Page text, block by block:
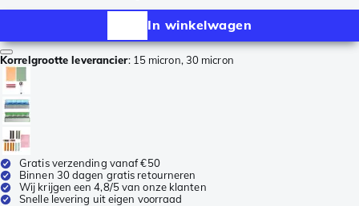
In winkelwagen
Korrelgrootte leverancier: 15 micron, 30 micron
Gratis verzending vanaf €50
Binnen 30 dagen gratis retourneren
Wij krijgen een 4,8/5 van onze klanten
Snelle levering uit eigen voorraad